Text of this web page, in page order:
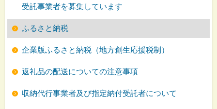
受託事業者を募集しています
ふるさと納税
企業版ふるさと納税（地方創生応援税制）
返礼品の配送についての注意事項
収納代行事業者及び指定納付受託者について